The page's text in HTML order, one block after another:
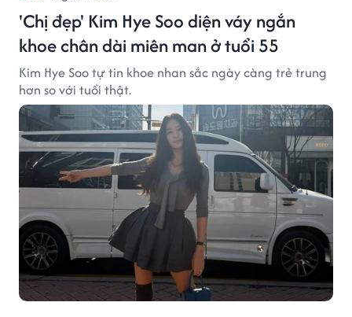
'Chị đẹp' Kim Hye Soo diện váy ngắn
khoe chân dài miên man ở tuổi 55
Kim Hye Soo tự tin khoe nhan sắc ngày càng trẻ trung
hơn so với tuổi thật.